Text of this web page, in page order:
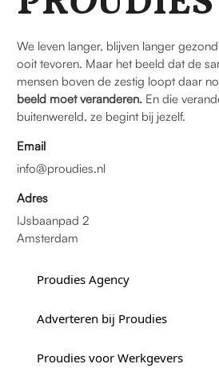
We leven langer, blijven langer
ooit tevoren. Maar het beeld dat de
mensen boven de zestig loopt daar
beeld moet veranderen. En die
buitenwereld, ze begint bij jezelf.
Email
info@proudies.nl
Adres
IJsbaanpad 2
Amsterdam
Proudies Agency
Adverteren bij Proudies
Proudies voor Werkgevers